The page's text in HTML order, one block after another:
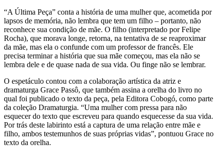
“A Última Peça” conta a história de uma mulher que, acometida por
lapsos de memória, não lembra que tem um filho – portanto, não
reconhece sua condição de mãe. O filho (interpretado por Felipe
Rocha), que morava longe, retorna, na tentativa de se reaproximar
da mãe, mas ela o confunde com um professor de francês. Ele
precisa terminar a história que sua mãe começou, mas ela não se
lembra dele e de quase nada de sua vida. Ou finge não se lembrar.
O espetáculo contou com a colaboração artística da atriz e
dramaturga Grace Passô, que também assina a orelha do livro no
qual foi publicado o texto da peça, pela Editora Cobogó, como parte
da coleção Dramaturgia. “Uma mulher com pressa para não
esquecer do texto que escreveu para quando esquecesse da sua vida.
Por trás deste labirinto está a captura de uma relação entre mãe e
filho, ambos testemunhos de suas próprias vidas”, pontuou Grace no
texto da orelha.